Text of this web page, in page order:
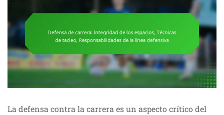
La defensa contra la carrera es un aspecto crítico del